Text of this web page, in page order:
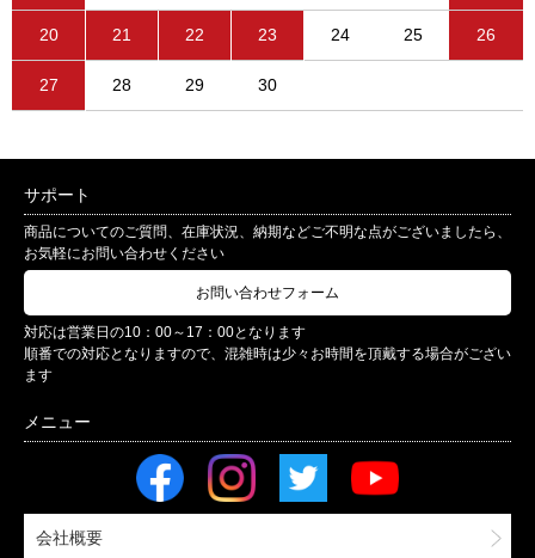
20 21 22 23 24 25 26
27 28 29 30
サポート
商品についてのご質問、在庫状況、納期などご不明な点がございましたら、
お気軽にお問い合わせください
お問い合わせフォーム
対応は営業日の10：00～17：00となります
順番での対応となりますので、混雑時は少々お時間を頂戴する場合がござい
ます
会社概要